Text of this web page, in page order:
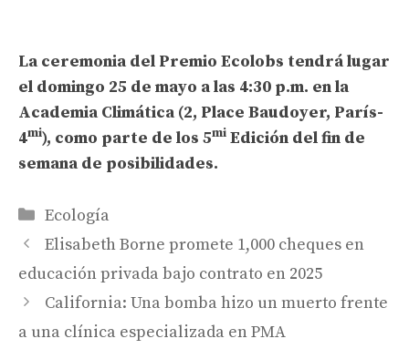
La ceremonia del Premio Ecolobs tendrá lugar
el domingo 25 de mayo a las 4:30 p.m. en la
Academia Climática (2, Place Baudoyer, París-
4mi), como parte de los 5mi Edición del fin de
semana de posibilidades.
Categorías
Ecología
Elisabeth Borne promete 1,000 cheques en
educación privada bajo contrato en 2025
California: Una bomba hizo un muerto frente
a una clínica especializada en PMA